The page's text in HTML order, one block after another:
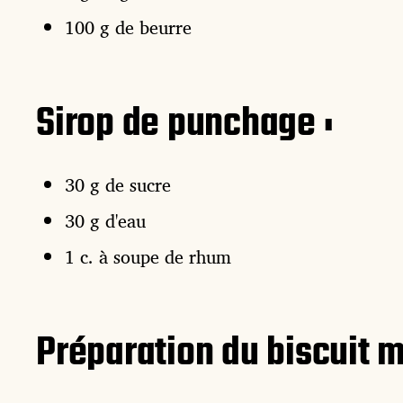
100 g de beurre
Sirop de punchage :
30 g de sucre
30 g d'eau
1 c. à soupe de rhum
Préparation du biscuit